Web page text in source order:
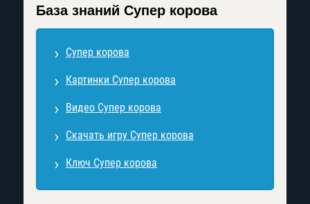
База знаний Супер корова
Супер корова
Картинки Супер корова
Видео Супер корова
Скачать игру Супер корова
Ключ Супер корова